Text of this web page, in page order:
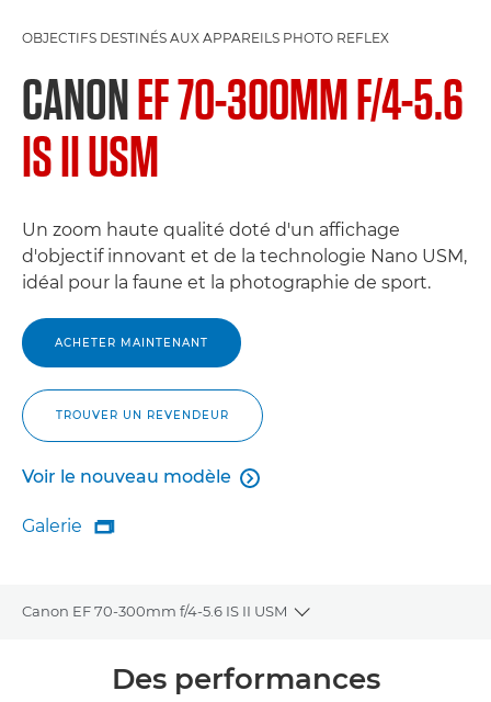
OBJECTIFS DESTINÉS AUX APPAREILS PHOTO REFLEX
CANONEF 70-300MM F/4-5.6
IS II USM
Un zoom haute qualité doté d'un affichage
d'objectif innovant et de la technologie Nano USM,
idéal pour la faune et la photographie de sport.
ACHETER MAINTENANT
TROUVER UN REVENDEUR
Voir le nouveau modèle
Voir le nouveau modèle

Galerie
Galerie

Canon EF 70-300mm f/4-5.6 IS II USM
Toggle breadcrumbs
Des performances